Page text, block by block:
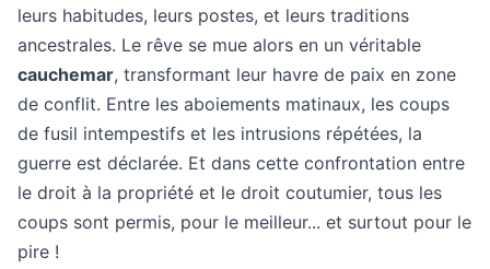
leurs habitudes, leurs postes, et leurs traditions
ancestrales. Le rêve se mue alors en un véritable
cauchemar, transformant leur havre de paix en zone
de conflit. Entre les aboiements matinaux, les coups
de fusil intempestifs et les intrusions répétées, la
guerre est déclarée. Et dans cette confrontation entre
le droit à la propriété et le droit coutumier, tous les
coups sont permis, pour le meilleur... et surtout pour le
pire !